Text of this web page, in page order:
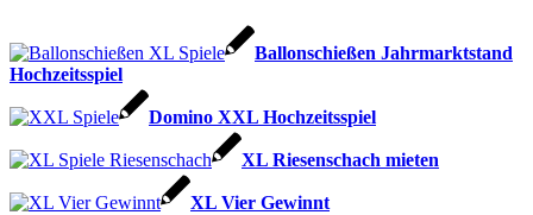
Ballonschießen Jahrmarktstand
Hochzeitsspiel
Domino XXL Hochzeitsspiel
XL Riesenschach mieten
XL Vier Gewinnt